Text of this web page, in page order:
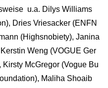
u.a. Dilys Williams
Dries Vriesacker (ENFN
(Highsnobiety), Janina
Weng (VOGUE Ger
McGregor (Vogue Bu
Maliha Shoaib